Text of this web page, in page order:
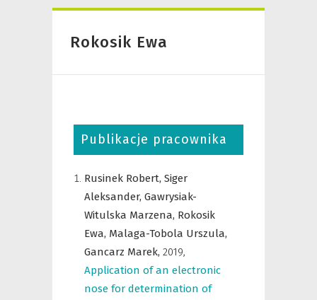
Rokosik Ewa
Publikacje pracownika
Rusinek Robert, Siger
Aleksander, Gawrysiak-
Witulska Marzena, Rokosik
Ewa, Malaga-Tobola Urszula,
Gancarz Marek, 2019,
Application of an electronic
nose for determination of